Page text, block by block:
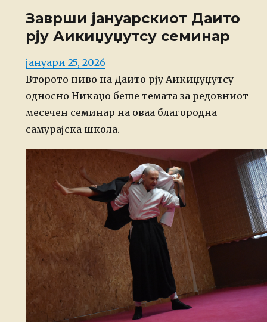
Заврши јануарскиот Даито
рју Аикиџуџутсу семинар
Posted
on
јануари 25, 2026
Второто ниво на Даито рју Аикиџуџутсу
односно Никаџо беше темата за редовниот
месечен семинар на оваа благородна
самурајска школа.